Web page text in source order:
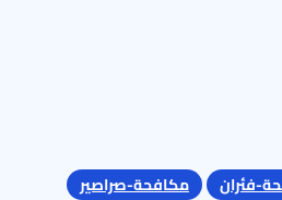
فئران
مكافحة-صراصير